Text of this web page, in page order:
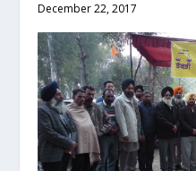
December 22, 2017